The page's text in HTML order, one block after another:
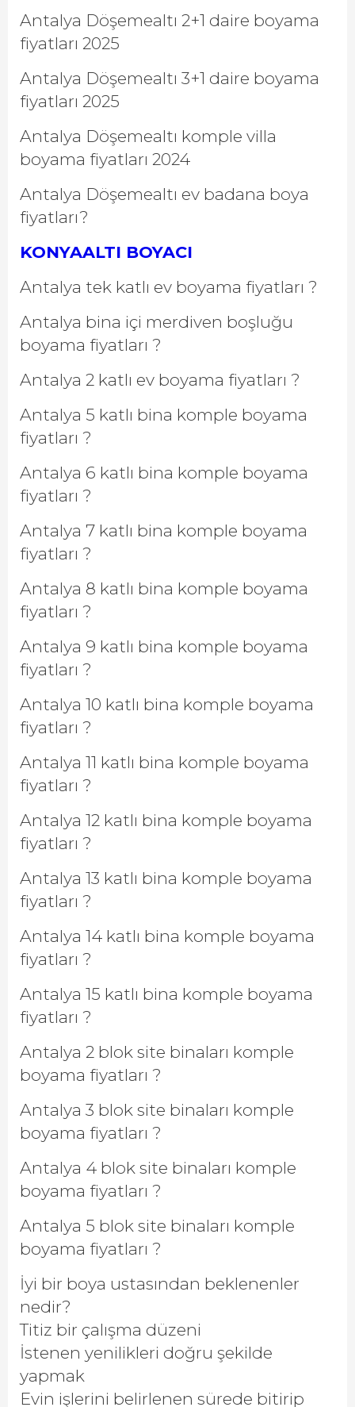
Antalya Döşemealtı 2+1 daire boyama
fiyatları 2025
Antalya Döşemealtı 3+1 daire boyama
fiyatları 2025
Antalya Döşemealtı komple villa
boyama fiyatları 2024
Antalya Döşemealtı ev badana boya
fiyatları?
KONYAALTI BOYACI
Antalya tek katlı ev boyama fiyatları ?
Antalya bina içi merdiven boşluğu
boyama fiyatları ?
Antalya 2 katlı ev boyama fiyatları ?
Antalya 5 katlı bina komple boyama
fiyatları ?
Antalya 6 katlı bina komple boyama
fiyatları ?
Antalya 7 katlı bina komple boyama
fiyatları ?
Antalya 8 katlı bina komple boyama
fiyatları ?
Antalya 9 katlı bina komple boyama
fiyatları ?
Antalya 10 katlı bina komple boyama
fiyatları ?
Antalya 11 katlı bina komple boyama
fiyatları ?
Antalya 12 katlı bina komple boyama
fiyatları ?
Antalya 13 katlı bina komple boyama
fiyatları ?
Antalya 14 katlı bina komple boyama
fiyatları ?
Antalya 15 katlı bina komple boyama
fiyatları ?
Antalya 2 blok site binaları komple
boyama fiyatları ?
Antalya 3 blok site binaları komple
boyama fiyatları ?
Antalya 4 blok site binaları komple
boyama fiyatları ?
Antalya 5 blok site binaları komple
boyama fiyatları ?
İyi bir boya ustasından beklenenler
nedir?
Titiz bir çalışma düzeni
İstenen yenilikleri doğru şekilde
yapmak
Evin işlerini belirlenen sürede bitirip